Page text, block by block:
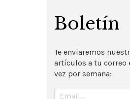
Boletín
Te enviaremos
artículos a tu correo
vez por semana: